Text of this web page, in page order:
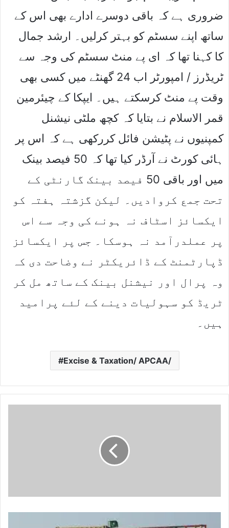
ضروری ہے کہ باقی دوسرے ادارے بھی اس کے
ساتھ اپنے سسٹم کو بہتر کرلیں۔ ارشد جمال
کا کہنا تھا کہ ای پے منٹ سسٹم کی وجہ سے
ٹریڈرز / امپورٹر اب 24 گھنٹے میں کسی بھی
وقت پے منٹ کرسکتے ہیں۔ ایپکا کے چیئرمین
قمر الاسلام نے بتایا کہ کچھ ملٹی نیشنل
کمپنیوں نے پٹیشن فائل کررکھی ہے کہ اس پر
ہائی کورٹ نے آرڈر کیا تھا کہ 50 فیصد بینک
میں اور باقی 50 فیصد بینک گارنٹی کے
تحت جمع کروادیں۔ لیکن گزشتہ ہفتہ کو
ایکسائز اسٹاف نہ ہونے کی وجہ سے اس
پر عملدرآمد نہ ہوسکا۔ جس پر ایکسائز
ڈپارٹمنٹ کے ڈائریکٹر نے وضاحت دی کہ
وہ پرال اور نیشنل بینک کے ساتھ مل کر
ٹریڈ کو سہولیات دینے کے لئے پرامید
ہیں۔
Excise & Taxation/ APCAA/